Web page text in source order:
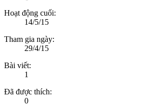
Hoạt động cuối:
14/5/15
Tham gia ngày:
29/4/15
Bài viết:
1
Đã được thích:
0